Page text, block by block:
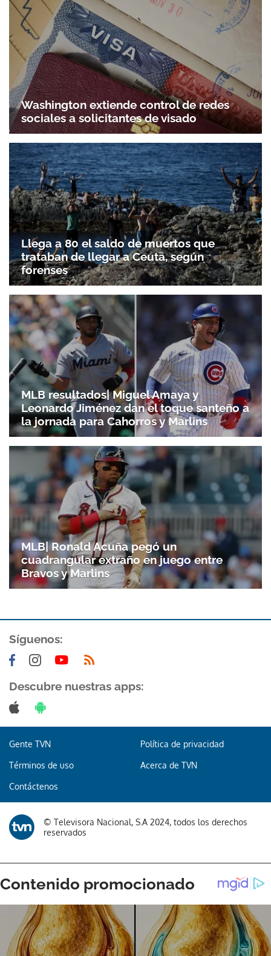
Washington extiende control de redes
sociales a solicitantes de visado
Llega a 80 el saldo de muertos que
trataban de llegar a Ceuta, según
forenses
MLB resultados| Miguel Amaya y
Leonardo Jiménez dan el toque santeño a
la jornada para Cahorros y Marlins
MLB| Ronald Acuña pegó un
cuadrangular extraño en juego entre
Bravos y Marlins
Síguenos:
Descubre nuestras apps:
Gente TVN Política de privacidad
Términos de uso Acerca de TVN
Contáctenos
© Televisora Nacional, S.A 2024, todos los derechos
reservados